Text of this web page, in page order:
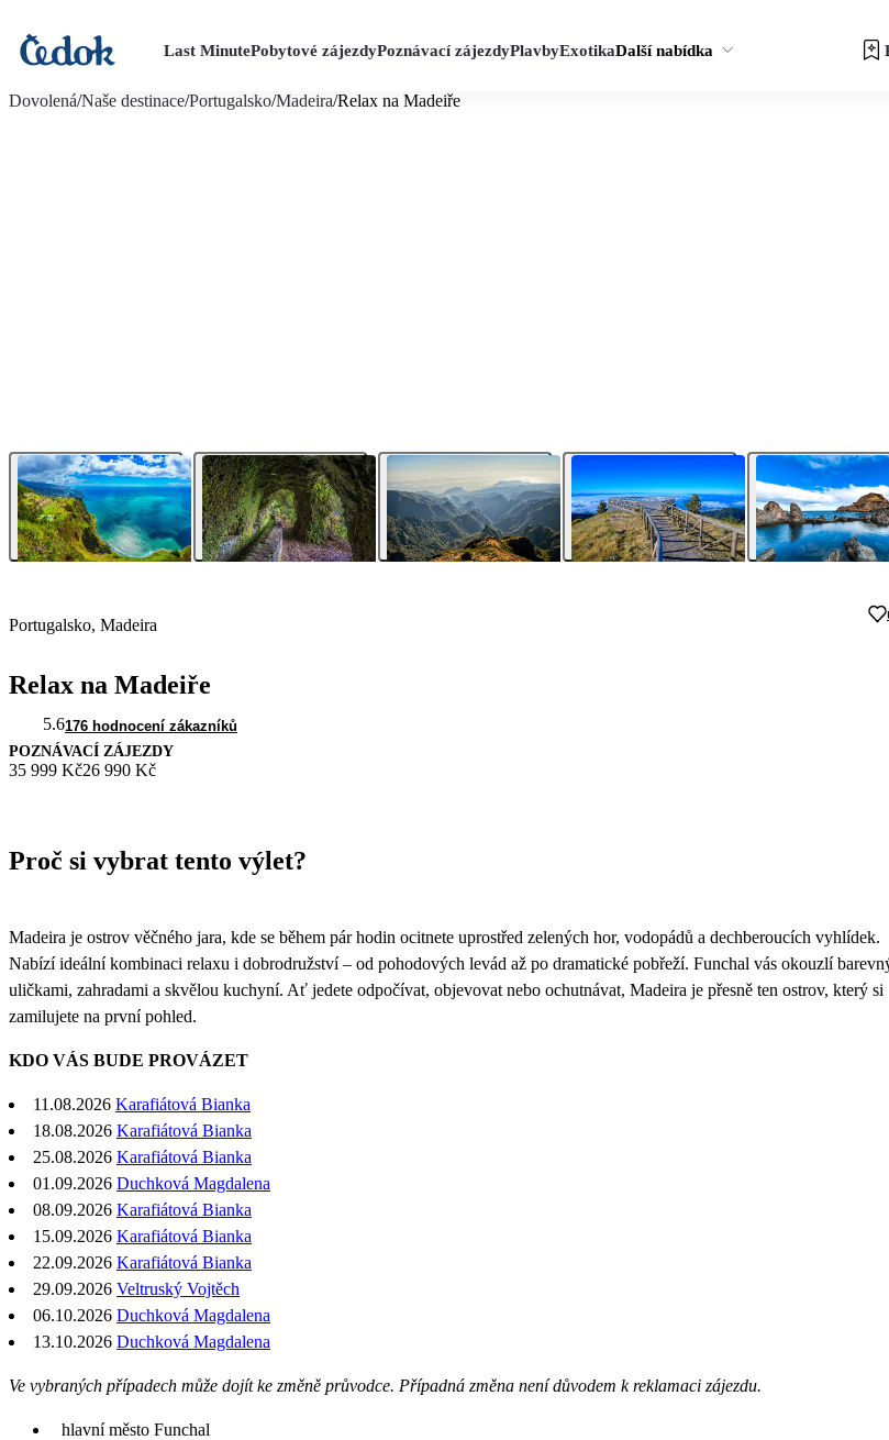
Last MinutePobytové zájezdyPoznávací zájezdyPlavbyExotikaDalší nabídka
Dovolená/Naše destinace/Portugalsko/Madeira/Relax na Madeiře
Portugalsko, Madeira
Relax na Madeiře
5.6176 hodnocení zákazníků
POZNÁVACÍ ZÁJEZDY
35 999 Kč26 990 Kč
Proč si vybrat tento výlet?
Madeira je ostrov věčného jara, kde se během pár hodin ocitnete uprostřed zelených hor, vodopádů a dechberoucích vyhlídek.
Nabízí ideální kombinaci relaxu i dobrodružství – od pohodových levád až po dramatické pobřeží. Funchal vás okouzlí
uličkami, zahradami a skvělou kuchyní. Ať jedete odpočívat, objevovat nebo ochutnávat, Madeira je přesně ten ostrov, který si
zamilujete na první pohled.
KDO VÁS BUDE PROVÁZET
11.08.2026 Karafiátová Bianka
18.08.2026 Karafiátová Bianka
25.08.2026 Karafiátová Bianka
01.09.2026 Duchková Magdalena
08.09.2026 Karafiátová Bianka
15.09.2026 Karafiátová Bianka
22.09.2026 Karafiátová Bianka
29.09.2026 Veltruský Vojtěch
06.10.2026 Duchková Magdalena
13.10.2026 Duchková Magdalena
Ve vybraných případech může dojít ke změně průvodce. Případná změna není důvodem k reklamaci zájezdu.
hlavní město Funchal